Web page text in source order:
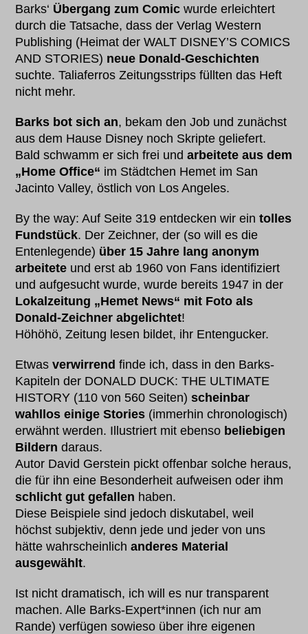
Barks‘ Übergang zum Comic wurde erleichtert
durch die Tatsache, dass der Verlag Western
Publishing (Heimat der WALT DISNEY’S COMICS
AND STORIES) neue Donald-Geschichten
suchte. Taliaferros Zeitungsstrips füllten das Heft
nicht mehr.
Barks bot sich an, bekam den Job und zunächst
aus dem Hause Disney noch Skripte geliefert.
Bald schwamm er sich frei undarbeitete aus dem
„Home Office“ im Städtchen Hemet im San
Jacinto Valley, östlich von Los Angeles.
By the way: Auf Seite 319 entdecken wir eintolles
Fundstück. Der Zeichner, der (so will es die
Entenlegende) über 15 Jahre lang anonym
arbeitete und erst ab 1960 von Fans identifiziert
und aufgesucht wurde, wurde bereits 1947 in der
Lokalzeitung „Hemet News“ mit Foto als
Donald-Zeichner abgelichtet!
Höhöhö, Zeitung lesen bildet, ihr Entengucker.
Etwasverwirrend finde ich, dass in den Barks-
Kapiteln der DONALD DUCK: THE ULTIMATE
HISTORY (110 von 560 Seiten)scheinbar
wahllos einige Stories (immerhin chronologisch)
erwähnt werden. Illustriert mit ebenso beliebigen
Bildern daraus.
Autor David Gerstein pickt offenbar solche heraus,
die für ihn eine Besonderheit aufweisen oder ihm
schlicht gut gefallen haben.
Diese Beispiele sind jedoch diskutabel, weil
höchst subjektiv, denn jede und jeder von uns
hätte wahrscheinlichanderes Material
ausgewählt.
Ist nicht dramatisch, ich will es nur transparent
machen. Alle Barks-Expert*innen (ich nur am
Rande) verfügen sowieso über ihre eigenen